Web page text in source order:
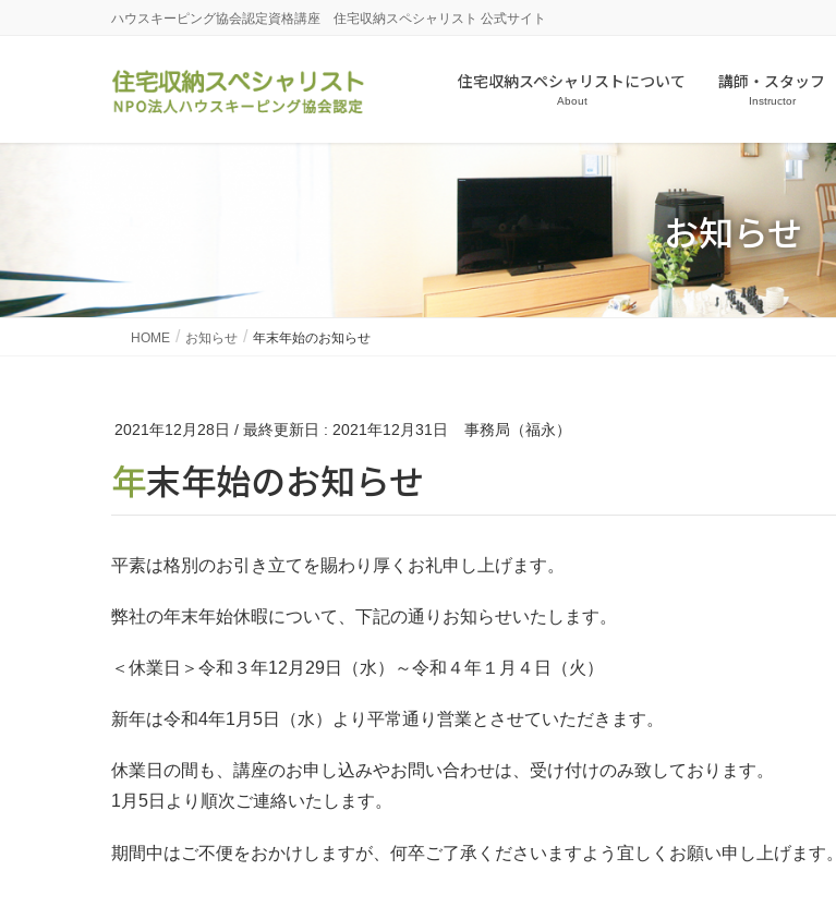
ハウスキーピング協会認定資格講座 住宅収納スペシャリスト 公式サイト
住宅収納スペシャリストについて
About
講師・スタッフ
Instructor
お知らせ
HOME お知らせ 年末年始のお知らせ
2021年12月28日 / 最終更新日 : 2021年12月31日 事務局（福永）
年末年始のお知らせ
平素は格別のお引き立てを賜わり厚くお礼申し上げます。
弊社の年末年始休暇について、下記の通りお知らせいたします。
＜休業日＞令和３年12月29日（水）～令和４年１月４日（火）
新年は令和4年1月5日（水）より平常通り営業とさせていただきます。
休業日の間も、講座のお申し込みやお問い合わせは、受け付けのみ致しております。
1月5日より順次ご連絡いたします。
期間中はご不便をおかけしますが、何卒ご了承くださいますよう宜しくお願い申し上げます。